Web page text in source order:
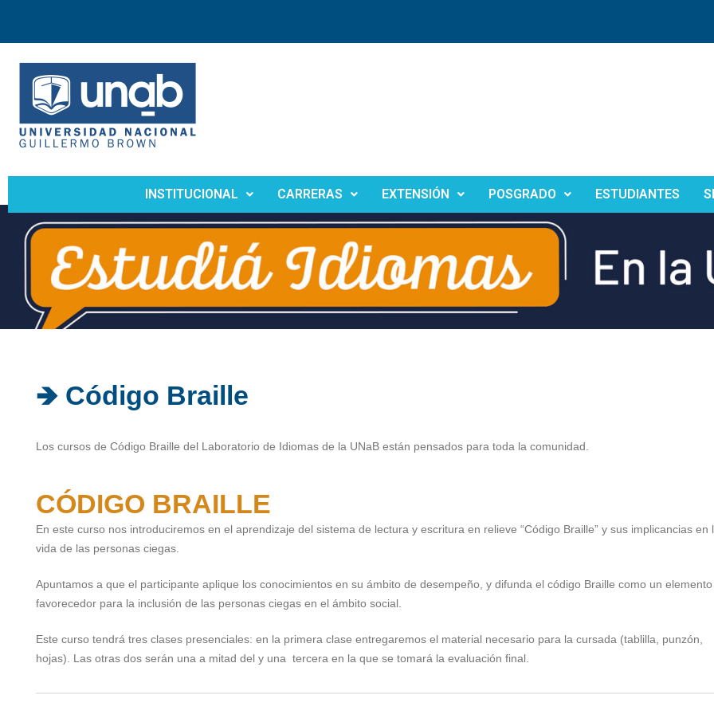
INSTITUCIONAL CARRERAS EXTENSIÓN POSGRADO ESTUDIANTES
🡺 Código Braille
Los cursos de Código Braille del Laboratorio de Idiomas de la UNaB están pensados para toda la comunidad.
CÓDIGO BRAILLE
En este curso nos introduciremos en el aprendizaje del sistema de lectura y escritura en relieve “Código Braille” y sus implicancias en
vida de las personas ciegas.
Apuntamos a que el participante aplique los conocimientos en su ámbito de desempeño, y difunda el código Braille como un elemento
favorecedor para la inclusión de las personas ciegas en el ámbito social.
Este curso tendrá tres clases presenciales: en la primera clase entregaremos el material necesario para la cursada (tablilla, punzón,
hojas). Las otras dos serán una a mitad del y una tercera en la que se tomará la evaluación final.